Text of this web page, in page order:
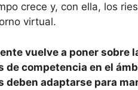
crece y, con ella, los
virtual.
vuelve a poner sobre
de competencia en el
deben adaptarse para